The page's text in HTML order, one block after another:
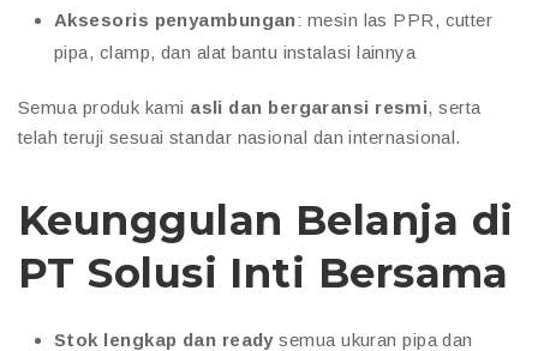
Aksesoris penyambungan: mesin las PPR, cutter
pipa, clamp, dan alat bantu instalasi lainnya
Semua produk kami asli dan bergaransi resmi, serta
telah teruji sesuai standar nasional dan internasional.
Keunggulan Belanja di
PT Solusi Inti Bersama
Stok lengkap dan readysemua ukuran pipa dan